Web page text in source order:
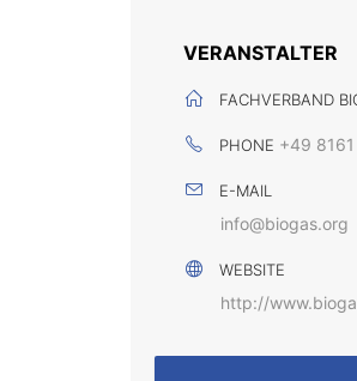
VERANSTALTER
FACHVERBAND
PHONE +49
E-MAIL
info@biogas.org
WEBSITE
http://